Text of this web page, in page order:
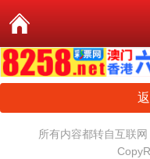
所有内容都转自互联